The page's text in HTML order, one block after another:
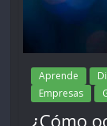
Aprende
Empresas
¿Cómo